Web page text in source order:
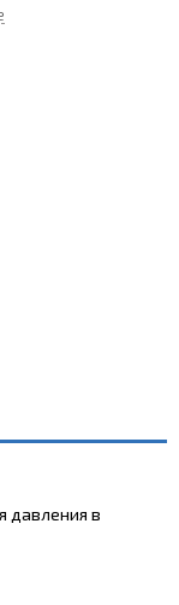
давления в